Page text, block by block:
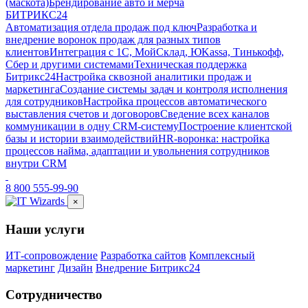
(маскота)Брендирование авто и мерча
БИТРИКС24
Автоматизация отдела продаж под ключРазработка и
внедрение воронок продаж для разных типов
клиентовИнтеграция с 1С, МойСклад, ЮKassa, Тинькофф,
Сбер и другими системамиТехническая поддержка
Битрикс24Настройка сквозной аналитики продаж и
маркетингаСоздание системы задач и контроля исполнения
для сотрудниковНастройка процессов автоматического
выставления счетов и договоровСведение всех каналов
коммуникации в одну CRM-системуПостроение клиентской
базы и истории взаимодействийHR-воронка: настройка
процессов найма, адаптации и увольнения сотрудников
внутри CRM
8 800 555-99-90
×
Наши услуги
ИТ-сопровождение Разработка сайтов Комплексный
маркетинг Дизайн Внедрение Битрикс24
Сотрудничество